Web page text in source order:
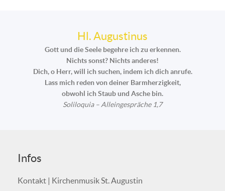
Hl. Augustinus
Gott und die Seele begehre ich zu erkennen.
Nichts sonst? Nichts anderes!
Dich, o Herr, will ich suchen, indem ich dich anrufe.
Lass mich reden von deiner Barmherzigkeit,
obwohl ich Staub und Asche bin.
Soliloquia – Alleingespräche 1,7
Infos
Kontakt | Kirchenmusik St. Augustin